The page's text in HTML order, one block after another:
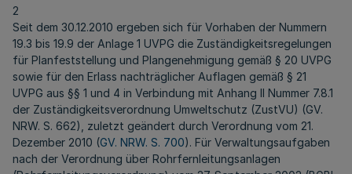
2
Seit dem 30.12.2010 ergeben sich für Vorhaben der Nummern
19.3 bis 19.9 der Anlage 1 UVPG die Zuständigkeitsregelungen
für Planfeststellung und Plangenehmigung gemäß § 20 UVPG
sowie für den Erlass nachträglicher Auflagen gemäß § 21
UVPG aus §§ 1 und 4 in Verbindung mit Anhang II Nummer 7.8.1
der Zuständigkeitsverordnung Umweltschutz (ZustVU) (GV.
NRW. S. 662), zuletzt geändert durch Verordnung vom 21.
Dezember 2010 (GV. NRW. S. 700). Für Verwaltungsaufgaben
nach der Verordnung über Rohrfernleitungsanlagen